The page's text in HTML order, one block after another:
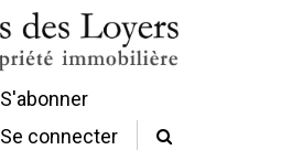
S'abonner
Se connecter